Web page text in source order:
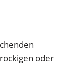
oder